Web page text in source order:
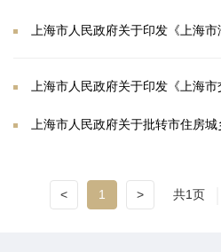
上海市人民政府关于印发《上海市海外
上海市人民政府关于印发《上海市交易
上海市人民政府关于批转市住房城乡建设管理委、市财政局修订
< 1 > 共1页